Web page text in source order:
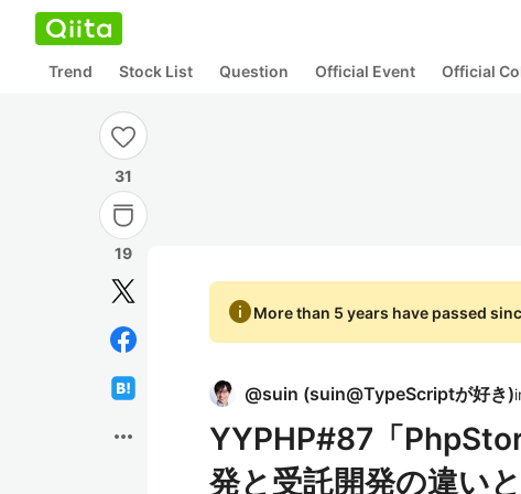
Trend Stock List Question Official Event Official
31
19
more_horiz
infoMore than 5 years have passed
@suin (suin@TypeScriptが好き)
YYPHP#87「
発と受託開発の違い